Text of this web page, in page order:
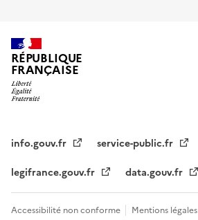
RÉPUBLIQUE
FRANÇAISE
info.gouv.fr
service-public.fr
legifrance.gouv.fr
data.gouv.fr
Accessibilité non conforme Mentions légales